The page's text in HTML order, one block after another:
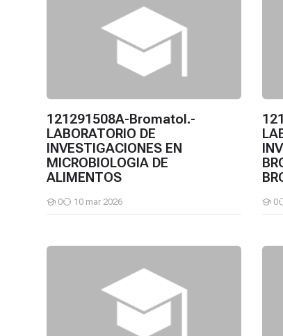
121291508A-Bromatol.-
LABORATORIO DE
INVESTIGACIONES EN
MICROBIOLOGIA DE
ALIMENTOS
0
Estudiantes
10 mar 2026 0
121291506C-Bromatol.-ADMINISTRACION DE